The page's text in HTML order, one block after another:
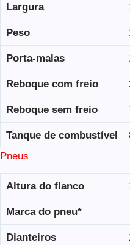
Largura
Peso
Porta-malas
Reboque com freio
Reboque sem freio
Tanque de combustível
Pneus
Altura do flanco
Marca do pneu*
Dianteiros